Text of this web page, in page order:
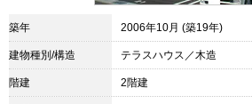
築年 2006年10月 (築19年)
建物種別/構造 テラスハウス／木造
階建 2階建